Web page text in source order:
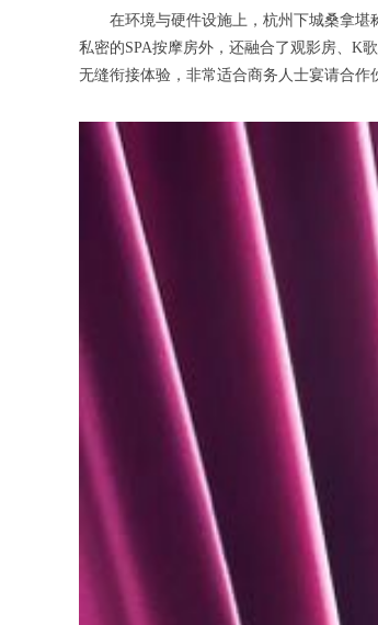
在环境与硬件设施上，杭州下城桑拿堪称
私密的SPA按摩房外，还融合了观影房、K
无缝衔接体验，非常适合商务人士宴请合作